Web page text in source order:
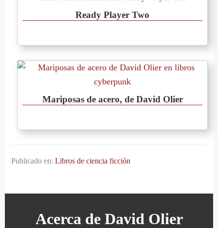
Ready Player Two
Mariposas de acero, de David Olier
Publicado en:Libros de ciencia ficción
Acerca de David Olier